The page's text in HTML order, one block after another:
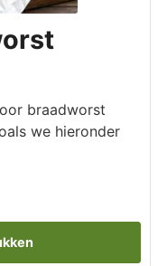
braadworst
we hieronder